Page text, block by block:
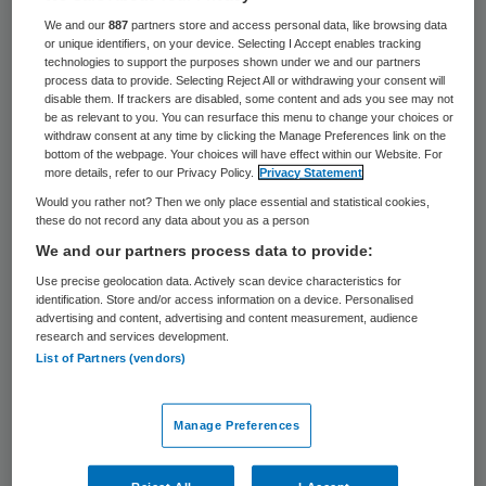
De ledenraad van Huisartsenposten Oost-
Brabant heeft twee nieuwe leden van de
raad van toezicht benoemd. Els van der
Wilden beheert de portefeuille ‘medisch’ en
Ellen Otte beheert de portefeuille
‘datamanagement en ICT’, zo maakte de
organisatie onlangs bekend.
Van der Wilden is director Healthcare
Providers en heeft zich in de zorg tevens
toezichthouder (zowel intern als extern).
Otten is directeur Service Centrum bij
ouderenzorgorganisatie Proteion en is
We and our887 partners store and access personal data, like browsing data
or unique identifiers, on your device. Selecting I Accept enables tracking
technologies to support the purposes shown under we and our partners
process data to provide. Selecting Reject All or withdrawing your consent will
disable them. If trackers are disabled, some content and ads you see may not
be as relevant to you. You can resurface this menu to change your choices or
withdraw consent at any time by clicking the Manage Preferences link on the
bottom of the webpage. Your choices will have effect within our Website. For
more details, refer to our Privacy Policy.
Privacy Statement
Would you rather not? Then we only place essential and statistical cookies,
these do not record any data about you as a person
We and our partners process data to provide:
Use precise geolocation data. Actively scan device characteristics for
identification. Store and/or access information on a device. Personalised
advertising and content, advertising and content measurement, audience
research and services development.
List of Partners (vendors)
Manage Preferences